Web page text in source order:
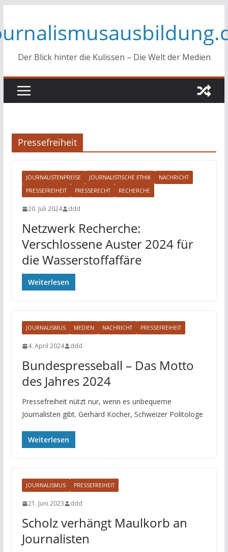
springen
Der Blick hinter die Kulissen – Die Welt der Medien
Pressefreiheit
JOURNALISTENPREISE JOURNALISTISCHE ETHIK
NACHRICHT
PRESSEFREIHEIT
PRESSERECHT RECHERCHE
20. Juli 2024 ddd
Netzwerk Recherche:
Verschlossene Auster 2024 für
die Wasserstoffaffäre
Weiterlesen
JOURNALISMUS MEDIEN NACHRICHT PRESSEFREIHEIT
4. April 2024 ddd
Bundespresseball – Das Motto
des Jahres 2024
Pressefreiheit nützt nur, wenn es unbequeme
Journalisten gibt. Gerhard Kocher, Schweizer Politologe
Weiterlesen
JOURNALISMUS PRESSEFREIHEIT
21. Juni 2023 ddd
Scholz verhängt Maulkorb an
Journalisten